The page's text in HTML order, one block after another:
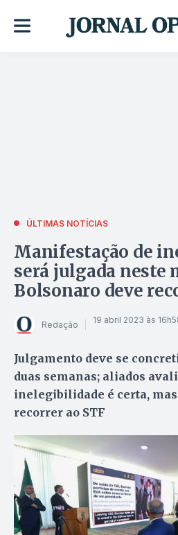
ÚLTIMAS NOTÍCIAS
Manifestação de
será julgada neste
Bolsonaro deve
Redação 19 abril 2023 às
Julgamento deve se
duas semanas; aliados
inelegibilidade é certa,
recorrer ao STF